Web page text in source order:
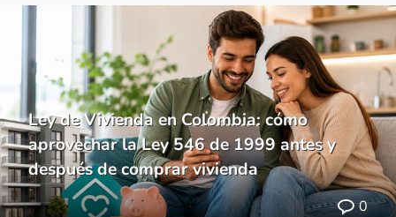
Ley de Vivienda en Colombia: cómo
aprovechar la Ley 546 de 1999 antes y
después de comprar vivienda
0